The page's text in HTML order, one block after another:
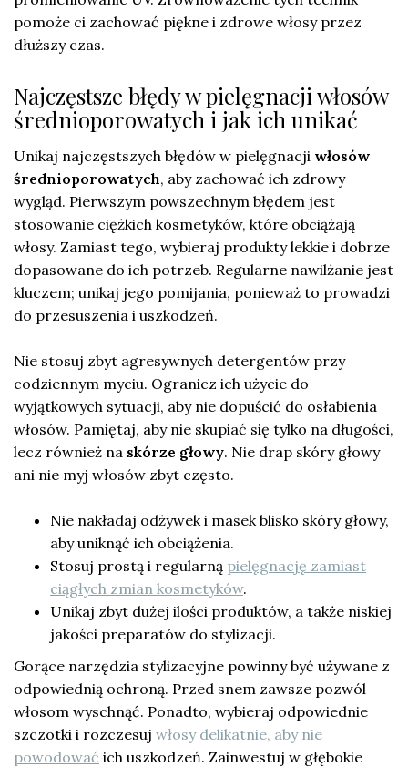
pomoże ci zachować piękne i zdrowe włosy przez
dłuższy czas.
Najczęstsze błędy w pielęgnacji włosów
średnioporowatych i jak ich unikać
Unikaj najczęstszych błędów w pielęgnacji włosów
średnioporowatych, aby zachować ich zdrowy
wygląd. Pierwszym powszechnym błędem jest
stosowanie ciężkich kosmetyków, które obciążają
włosy. Zamiast tego, wybieraj produkty lekkie i dobrze
dopasowane do ich potrzeb. Regularne nawilżanie jest
kluczem; unikaj jego pomijania, ponieważ to prowadzi
do przesuszenia i uszkodzeń.
Nie stosuj zbyt agresywnych detergentów przy
codziennym myciu. Ogranicz ich użycie do
wyjątkowych sytuacji, aby nie dopuścić do osłabienia
włosów. Pamiętaj, aby nie skupiać się tylko na długości,
lecz również na skórze głowy. Nie drap skóry głowy
ani nie myj włosów zbyt często.
Nie nakładaj odżywek i masek blisko skóry głowy,
aby uniknąć ich obciążenia.
Stosuj prostą i regularną pielęgnację zamiast
ciągłych zmian kosmetyków.
Unikaj zbyt dużej ilości produktów, a także niskiej
jakości preparatów do stylizacji.
Gorące narzędzia stylizacyjne powinny być używane z
odpowiednią ochroną. Przed snem zawsze pozwól
włosom wyschnąć. Ponadto, wybieraj odpowiednie
szczotki i rozczesuj włosy delikatnie, aby nie
powodować ich uszkodzeń. Zainwestuj w głębokie